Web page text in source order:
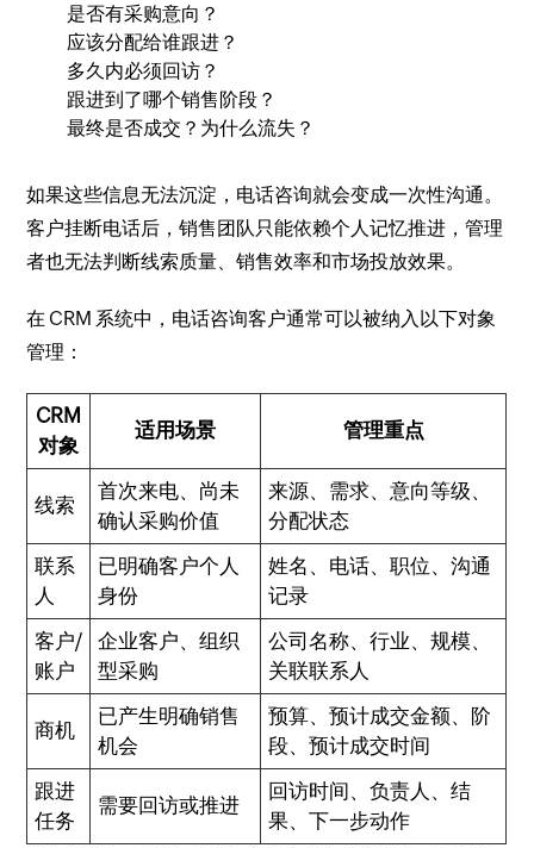
是否有采购意向？
应该分配给谁跟进？
多久内必须回访？
跟进到了哪个销售阶段？
最终是否成交？为什么流失？
如果这些信息无法沉淀，电话咨询就会变成一次性沟通。
客户挂断电话后，销售团队只能依赖个人记忆推进，管理
者也无法判断线索质量、销售效率和市场投放效果。
在 CRM 系统中，电话咨询客户通常可以被纳入以下对象
管理：
CRM
对象
适用场景 管理重点
线索
首次来电、尚未
确认采购价值
来源、需求、意向等级、
分配状态
联系
人
已明确客户个人
身份
姓名、电话、职位、沟通
记录
客户/
账户
企业客户、组织
型采购
公司名称、行业、规模、
关联联系人
商机
已产生明确销售
机会
预算、预计成交金额、阶
段、预计成交时间
跟进
任务
需要回访或推进
回访时间、负责人、结
果、下一步动作